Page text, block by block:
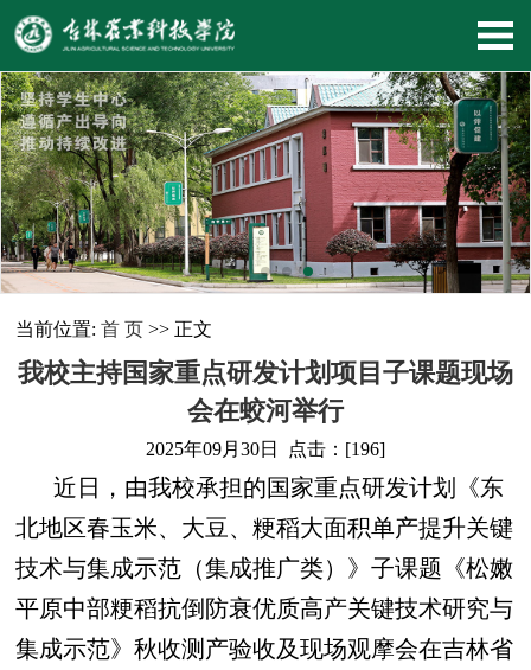
当前位置:首 页 >> 正文
我校主持国家重点研发计划项目子课题现场
会在蛟河举行
2025年09月30日 点击：[196]
近日，由我校承担的国家重点研发计划《东
北地区春玉米、大豆、粳稻大面积单产提升关键
技术与集成示范（集成推广类）》子课题《松嫩
平原中部粳稻抗倒防衰优质高产关键技术研究与
集成示范》秋收测产验收及现场观摩会在吉林省